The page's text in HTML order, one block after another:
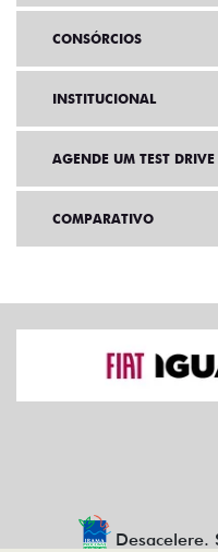
CONSÓRCIOS
INSTITUCIONAL
AGENDE UM TEST DRIVE
COMPARATIVO
Desacelere.